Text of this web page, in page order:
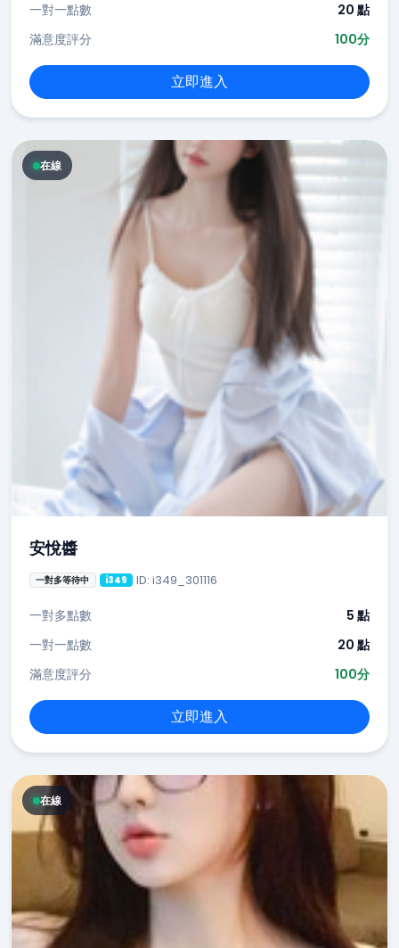
一對一點數
20 點
滿意度評分
100分
立即進入
在線
安悅醬
一對多等待中 i349 ID: i349_301116
一對多點數
5 點
一對一點數
20 點
滿意度評分
100分
立即進入
在線